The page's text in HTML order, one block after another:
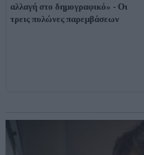
αλλαγή στο δημογραφικό» - Οι
τρεις πυλώνες παρεμβάσεων